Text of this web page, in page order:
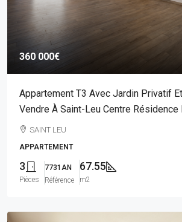
360 000€
Appartement T3 Avec Jardin Privatif
Vendre À Saint-Leu Centre Résidence
SAINT LEU
APPARTEMENT
3
Pièces
7731AN
Référence
67.55
m2